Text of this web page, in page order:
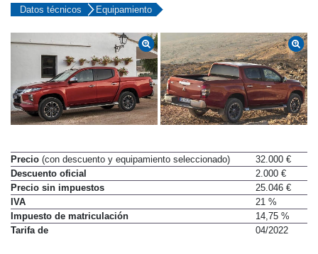
Datos técnicos Equipamiento
Precio (con descuento y equipamiento seleccionado)
32.000 €
Descuento oficial
2.000 €
Precio sin impuestos
25.046 €
IVA
21 %
Impuesto de matriculación
14,75 %
Tarifa de
04/2022